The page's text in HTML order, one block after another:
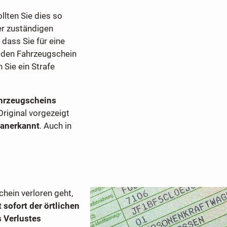
Sie dies so
zuständigen
dass Sie für eine
Fahrzeugschein
Sie ein Strafe
vorgezeigt
. Auch in
verloren geht,
sofort der örtlichen
Verlustes